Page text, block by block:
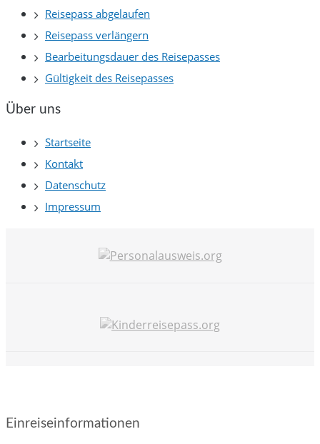
Reisepass abgelaufen
Reisepass verlängern
Bearbeitungsdauer des Reisepasses
Gültigkeit des Reisepasses
Über uns
Startseite
Kontakt
Datenschutz
Impressum
Einreiseinformationen